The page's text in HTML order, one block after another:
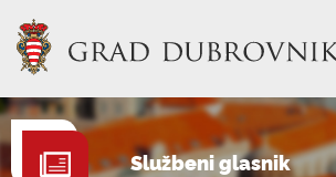
GRADSKA UPRAVA
Službeni glasnik